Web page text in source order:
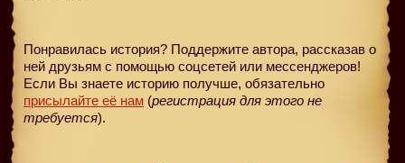
Понравилась история? Поддержите автора, рассказав о
ней друзьям с помощью соцсетей или мессенджеров!
Если Вы знаете историю получше, обязательно
присылайте её нам (регистрация для этого не
требуется).